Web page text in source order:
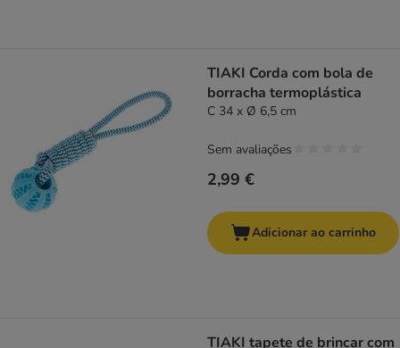
TIAKI Corda com bola de
borracha termoplástica
C 34 x Ø 6,5 cm
2,99 €
Sem avaliações
Adicionar ao carrinho
TIAKI tapete de brincar com